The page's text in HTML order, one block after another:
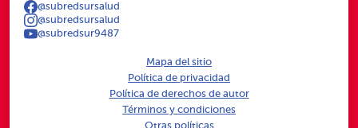
@subredsursalud
@subredsursalud
@subredsur9487
Mapa del sitio
Política de privacidad
Política de derechos de autor
Términos y condiciones
Otras políticas